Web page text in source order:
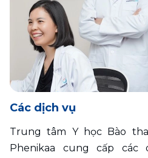
Các dịch vụ
Trung tâm Y học Bào
Phenikaa cung cấp